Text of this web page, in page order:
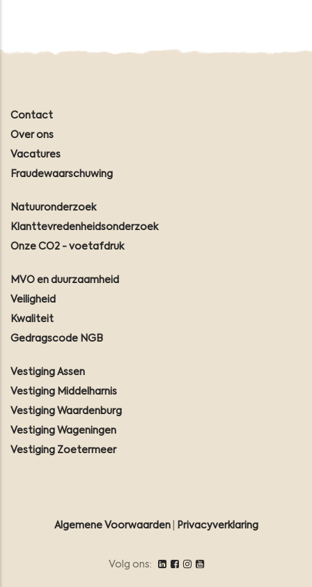
Contact
Over ons
Vacatures
Fraudewaarschuwing
Natuuronderzoek
Klanttevredenheidsonderzoek
Onze CO2 - voetafdruk
MVO en duurzaamheid
Veiligheid
Kwaliteit
Gedragscode NGB
Vestiging Assen
Vestiging Middelharnis
Vestiging Waardenburg
Vestiging Wageningen
Vestiging Zoetermeer
Algemene Voorwaarden| Privacyverklaring
Volg ons: